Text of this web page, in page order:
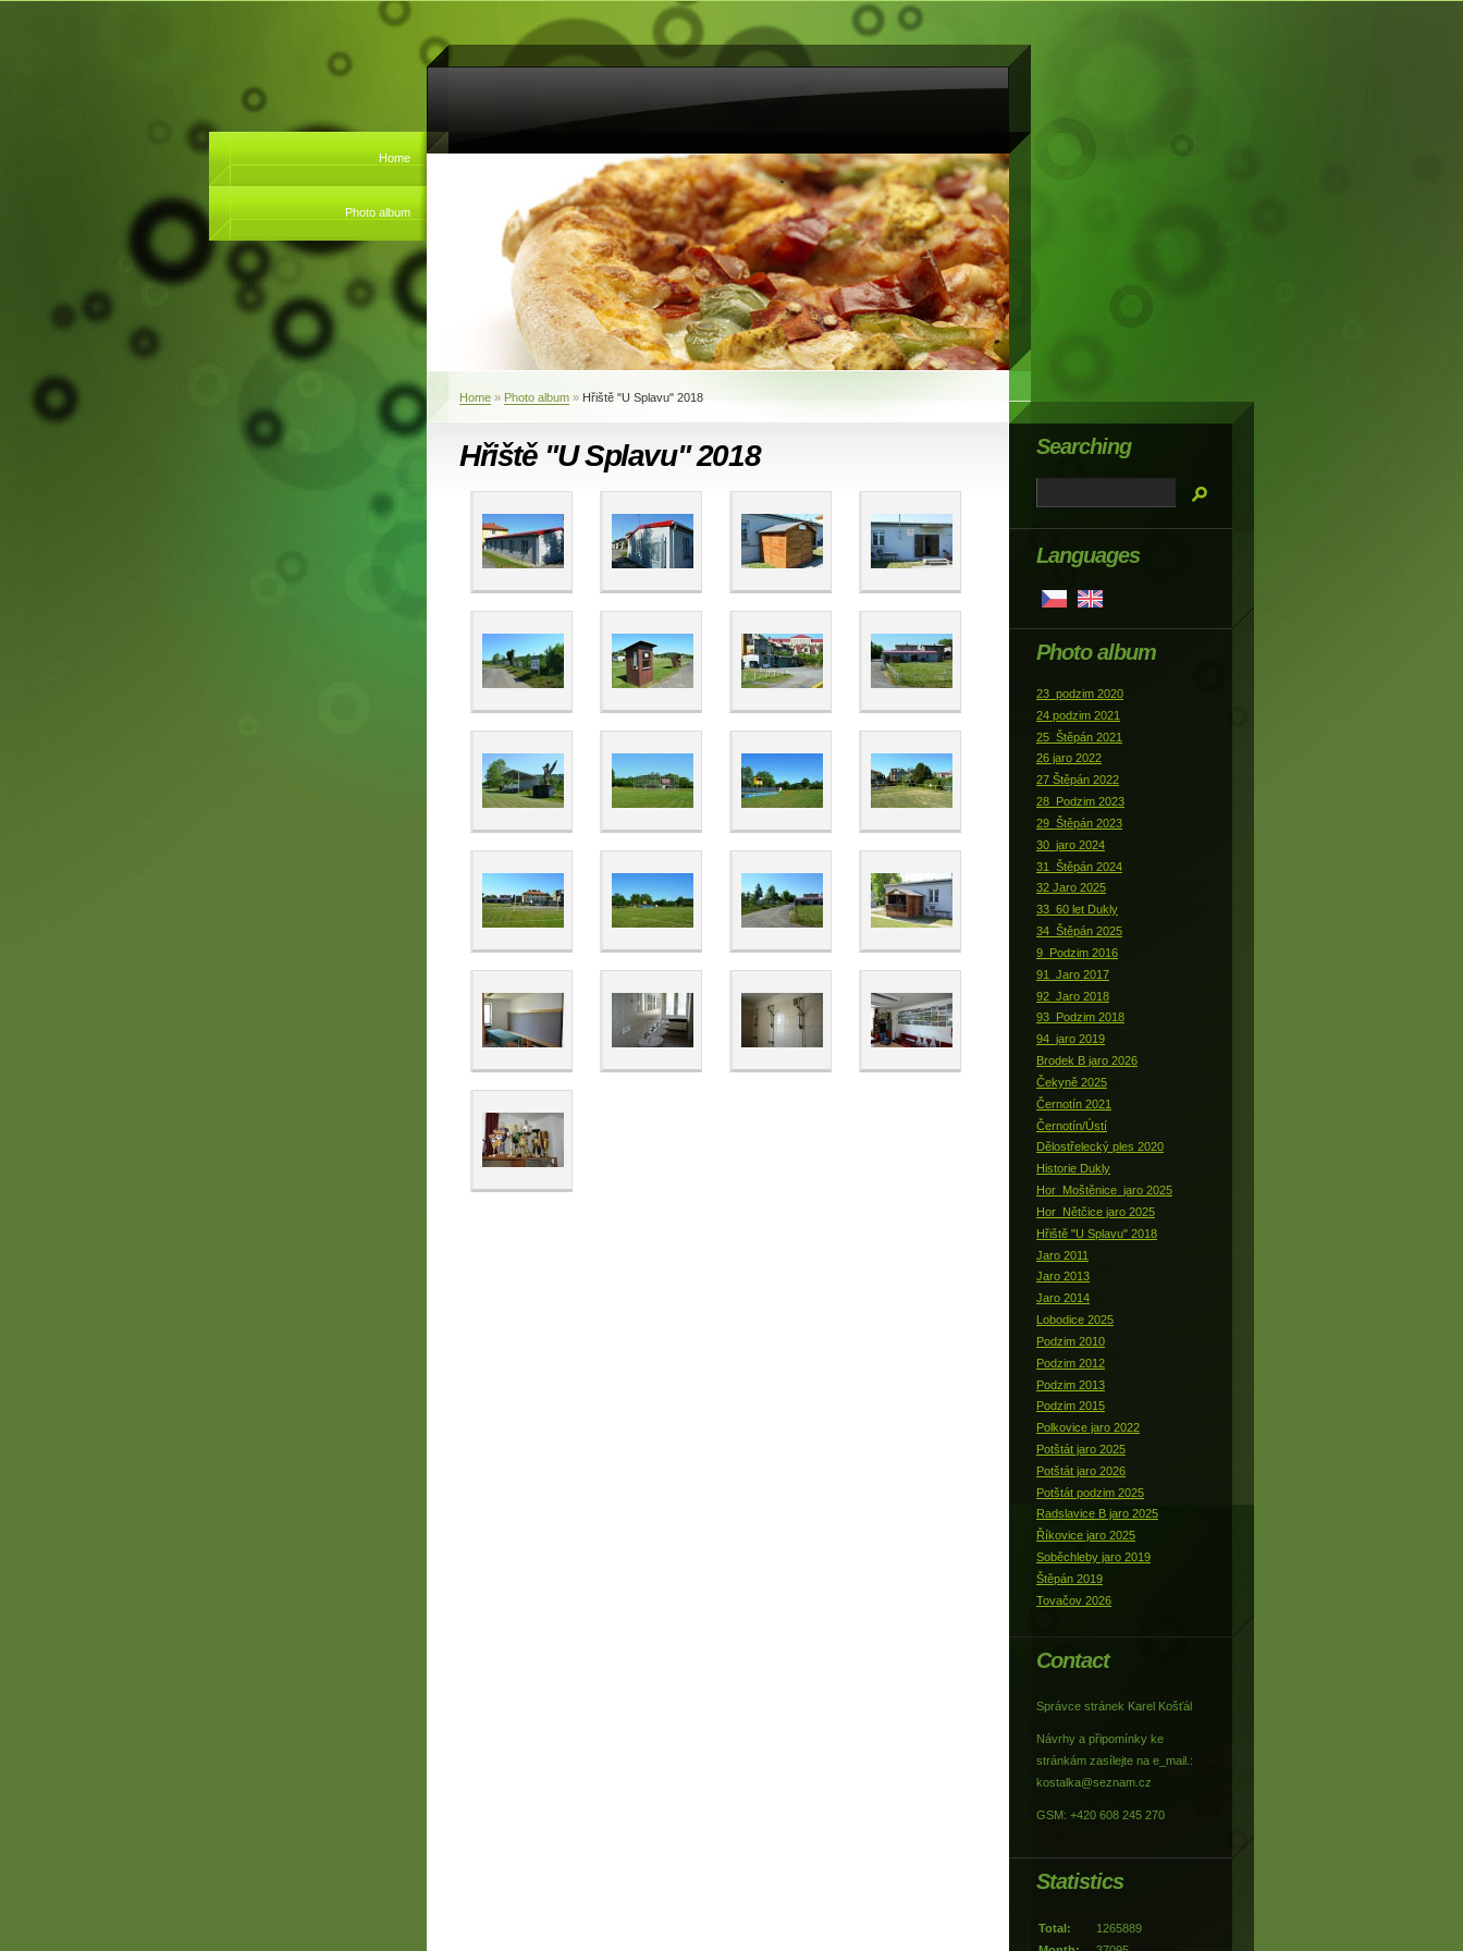
Home
Photo album
Home » Photo album » Hřiště "U Splavu" 2018
Hřiště "U Splavu" 2018
Languages
Photo album
23_podzim 2020
24 podzim 2021
25_Štěpán 2021
26 jaro 2022
27 Štěpán 2022
28_Podzim 2023
29_Štěpán 2023
30_jaro 2024
31_Štěpán 2024
32 Jaro 2025
33_60 let Dukly
34_Štěpán 2025
9_Podzim 2016
91_Jaro 2017
92_Jaro 2018
93_Podzim 2018
94_jaro 2019
Brodek B jaro 2026
Čekyně 2025
Černotín 2021
Černotín/Ústí
Dělostřelecký ples 2020
Historie Dukly
Hor_Moštěnice_jaro 2025
Hor_Nětčice jaro 2025
Hřiště "U Splavu" 2018
Jaro 2011
Jaro 2013
Jaro 2014
Lobodice 2025
Podzim 2010
Podzim 2012
Podzim 2013
Podzim 2015
Polkovice jaro 2022
Potštát jaro 2025
Potštát jaro 2026
Potštát podzim 2025
Radslavice B jaro 2025
Říkovice jaro 2025
Soběchleby jaro 2019
Štěpán 2019
Tovačov 2026
Contact
Správce stránek Karel Košťál
Návrhy a připomínky ke
stránkám zasílejte na e_mail.:
kostalka@seznam.cz
GSM: +420 608 245 270
Searching
Statistics
Total:
1265889